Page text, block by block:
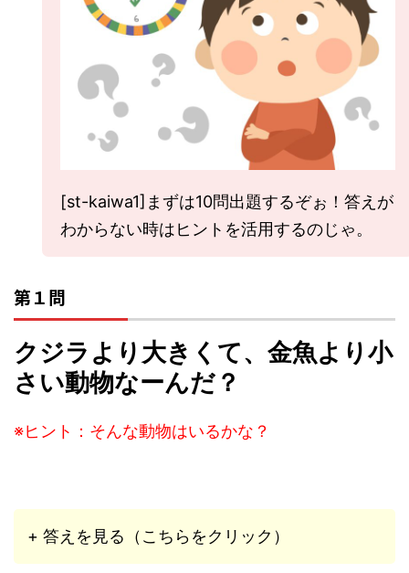
[st-kaiwa1]まずは10問出題するぞぉ！答えが
わからない時はヒントを活用するのじゃ。
第１問
クジラより大きくて、金魚より小
さい動物なーんだ？
※ヒント：そんな動物はいるかな？
+ 答えを見る（こちらをクリック）